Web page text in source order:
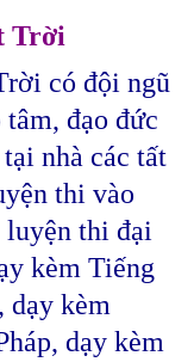
Trời
có đội ngũ
đạo đức
nhà các tất
thi vào
thi đại
kèm Tiếng
dạy kèm
dạy kèm